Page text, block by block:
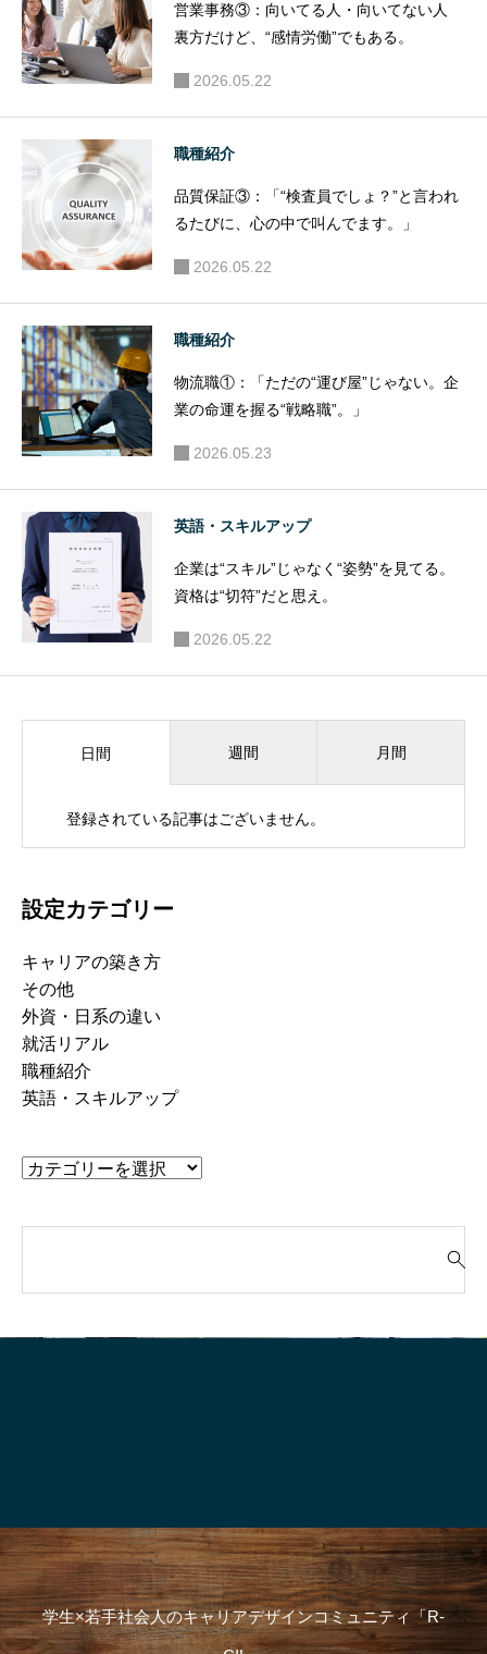
営業事務③：向いてる人・向いてない人
裏方だけど、“感情労働”でもある。
2026.05.22
職種紹介
品質保証③：「“検査員でしょ？”と言われ
るたびに、心の中で叫んでます。」
2026.05.22
職種紹介
物流職①：「ただの“運び屋”じゃない。企
業の命運を握る“戦略職”。」
2026.05.23
英語・スキルアップ
企業は“スキル”じゃなく“姿勢”を見てる。
資格は“切符”だと思え。
2026.05.22
日間 週間 月間
登録されている記事はございません。
設定カテゴリー
キャリアの築き方
その他
外資・日系の違い
就活リアル
職種紹介
英語・スキルアップ
対
学生×若手社会人のキャリアデザインコミュニティ「R-